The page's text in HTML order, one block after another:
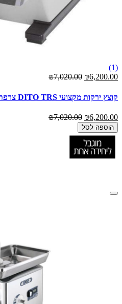
(1)
₪6,200.00
₪7,020.00
קוצץ ירקות מקצועי DITO TRS צרפת - תלת פאזי
₪6,200.00
₪7,020.00
הוספה לסל